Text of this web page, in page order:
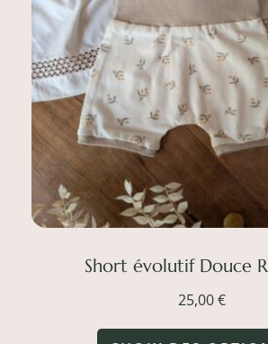
Short évolutif Douce
25,00€